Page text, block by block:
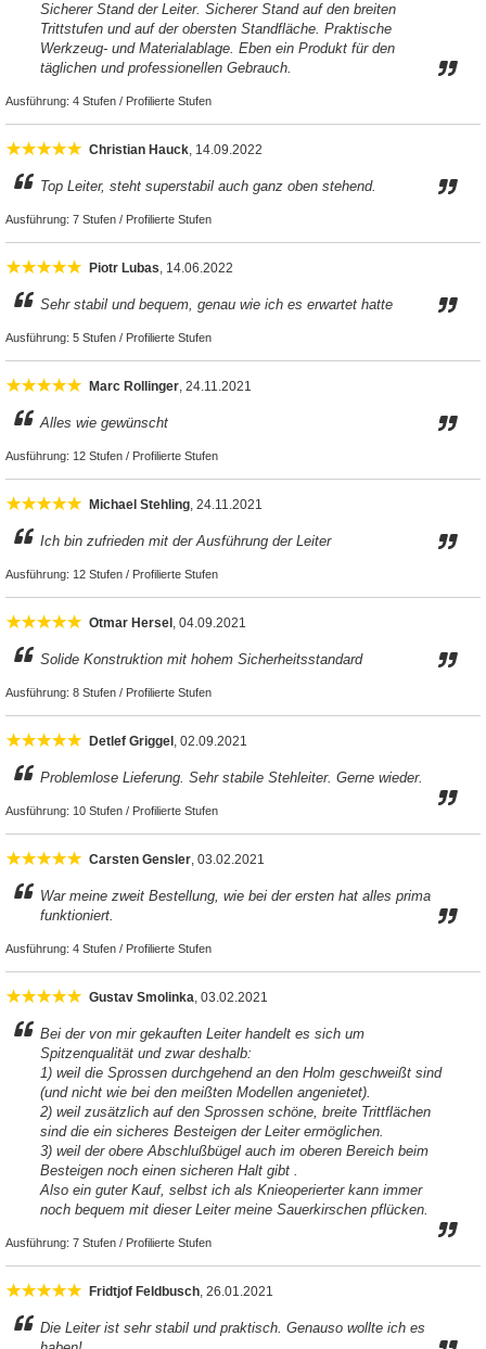
Sicherer Stand der Leiter. Sicherer Stand auf den breiten
Trittstufen und auf der obersten Standfläche. Praktische
Werkzeug- und Materialablage. Eben ein Produkt für den
täglichen und professionellen Gebrauch.
Ausführung: 4 Stufen / Profilierte Stufen
Christian Hauck, 14.09.2022
Top Leiter, steht superstabil auch ganz oben stehend.
Ausführung: 7 Stufen / Profilierte Stufen
Piotr Lubas, 14.06.2022
Sehr stabil und bequem, genau wie ich es erwartet hatte
Ausführung: 5 Stufen / Profilierte Stufen
Marc Rollinger, 24.11.2021
Alles wie gewünscht
Ausführung: 12 Stufen / Profilierte Stufen
Michael Stehling, 24.11.2021
Ich bin zufrieden mit der Ausführung der Leiter
Ausführung: 12 Stufen / Profilierte Stufen
Otmar Hersel , 04.09.2021
Solide Konstruktion mit hohem Sicherheitsstandard
Ausführung: 8 Stufen / Profilierte Stufen
Detlef Griggel , 02.09.2021
Problemlose Lieferung. Sehr stabile Stehleiter. Gerne wieder.
Ausführung: 10 Stufen / Profilierte Stufen
Carsten Gensler, 03.02.2021
War meine zweit Bestellung, wie bei der ersten hat alles prima
funktioniert.
Ausführung: 4 Stufen / Profilierte Stufen
Gustav Smolinka, 03.02.2021
Bei der von mir gekauften Leiter handelt es sich um
Spitzenqualität und zwar deshalb:
1) weil die Sprossen durchgehend an den Holm geschweißt sind
(und nicht wie bei den meißten Modellen angenietet).
2) weil zusätzlich auf den Sprossen schöne, breite Trittflächen
sind die ein sicheres Besteigen der Leiter ermöglichen.
3) weil der obere Abschlußbügel auch im oberen Bereich beim
Besteigen noch einen sicheren Halt gibt .
Also ein guter Kauf, selbst ich als Knieoperierter kann immer
noch bequem mit dieser Leiter meine Sauerkirschen pflücken.
Ausführung: 7 Stufen / Profilierte Stufen
Fridtjof Feldbusch, 26.01.2021
Die Leiter ist sehr stabil und praktisch. Genauso wollte ich es